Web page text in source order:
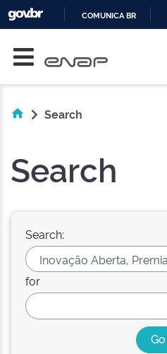
COMUNICA BR
Search
Search
Search:
for